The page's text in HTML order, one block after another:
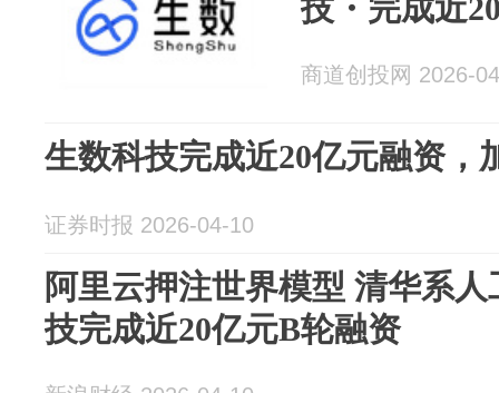
技・完成近
商道创投网 2026-
生数科技完成近20亿元融资，
证券时报 2026-04-10
阿里云押注世界模型 清华系
技完成近20亿元B轮融资